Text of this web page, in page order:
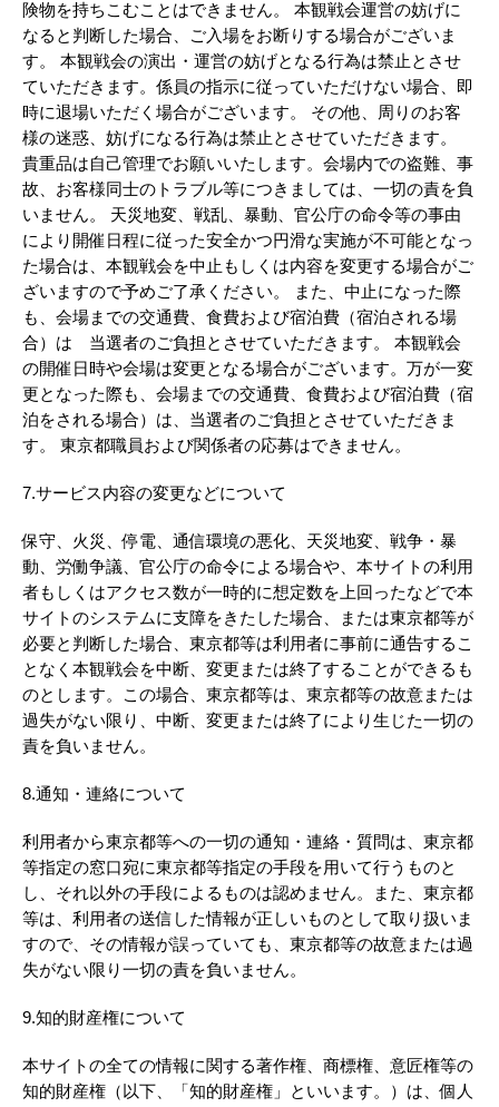
険物を持ちこむことはできません。 本観戦会運営の妨げに
なると判断した場合、ご入場をお断りする場合がございま
す。 本観戦会の演出・運営の妨げとなる行為は禁止とさせ
ていただきます。係員の指示に従っていただけない場合、即
時に退場いただく場合がございます。 その他、周りのお客
様の迷惑、妨げになる行為は禁止とさせていただきます。
貴重品は自己管理でお願いいたします。会場内での盗難、事
故、お客様同士のトラブル等につきましては、一切の責を負
いません。 天災地変、戦乱、暴動、官公庁の命令等の事由
により開催日程に従った安全かつ円滑な実施が不可能となっ
た場合は、本観戦会を中止もしくは内容を変更する場合がご
ざいますので予めご了承ください。 また、中止になった際
も、会場までの交通費、食費および宿泊費（宿泊される場
合）は 当選者のご負担とさせていただきます。 本観戦会
の開催日時や会場は変更となる場合がございます。万が一変
更となった際も、会場までの交通費、食費および宿泊費（宿
泊をされる場合）は、当選者のご負担とさせていただきま
す。 東京都職員および関係者の応募はできません。
7.サービス内容の変更などについて
保守、火災、停電、通信環境の悪化、天災地変、戦争・暴
動、労働争議、官公庁の命令による場合や、本サイトの利用
者もしくはアクセス数が一時的に想定数を上回ったなどで本
サイトのシステムに支障をきたした場合、または東京都等が
必要と判断した場合、東京都等は利用者に事前に通告するこ
となく本観戦会を中断、変更または終了することができるも
のとします。この場合、東京都等は、東京都等の故意または
過失がない限り、中断、変更または終了により生じた一切の
責を負いません。
8.通知・連絡について
利用者から東京都等への一切の通知・連絡・質問は、東京都
等指定の窓口宛に東京都等指定の手段を用いて行うものと
し、それ以外の手段によるものは認めません。また、東京都
等は、利用者の送信した情報が正しいものとして取り扱いま
すので、その情報が誤っていても、東京都等の故意または過
失がない限り一切の責を負いません。
9.知的財産権について
本サイトの全ての情報に関する著作権、商標権、意匠権等の
知的財産権（以下、「知的財産権」といいます。）は、個人